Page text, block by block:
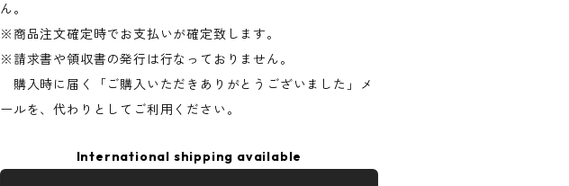
ん。
※商品注文確定時でお支払いが確定致します。
※請求書や領収書の発行は行なっておりません。
購入時に届く「ご購入いただきありがとうございました」メ
ールを、代わりとしてご利用ください。
International shipping available